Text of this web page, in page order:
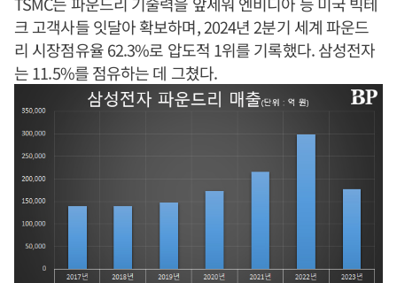
크 고객사들 잇달아 확보하며, 2024년 2분기 세계 파운드
리 시장점유율 62.3%로 압도적 1위를 기록했다. 삼성전자
는 11.5%를 점유하는 데 그쳤다.